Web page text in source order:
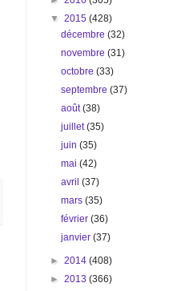
▼ 2015 (428)
décembre(32)
novembre(31)
octobre(33)
septembre(37)
août(38)
juillet(35)
juin(35)
mai(42)
avril(37)
mars(35)
février(36)
janvier(37)
► 2014 (408)
► 2013 (366)